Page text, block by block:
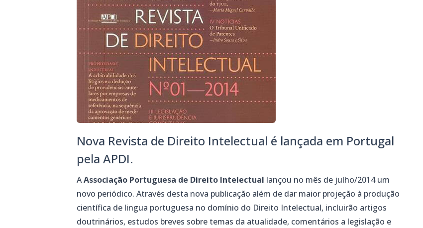
Nova Revista de Direito Intelectual é lançada em Portugal
pela APDI.
AAssociação Portuguesa de Direito Intelectual lançou no mês de julho/2014 um
novo periódico. Através desta nova publicação além de dar maior projeção à produção
científica de lingua portuguesa no domínio do Direito Intelectual, incluirão artigos
doutrinários, estudos breves sobre temas da atualidade, comentários a legislação e